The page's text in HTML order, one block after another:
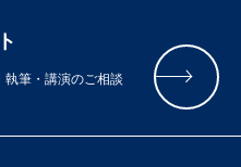
筆・講演のご相談